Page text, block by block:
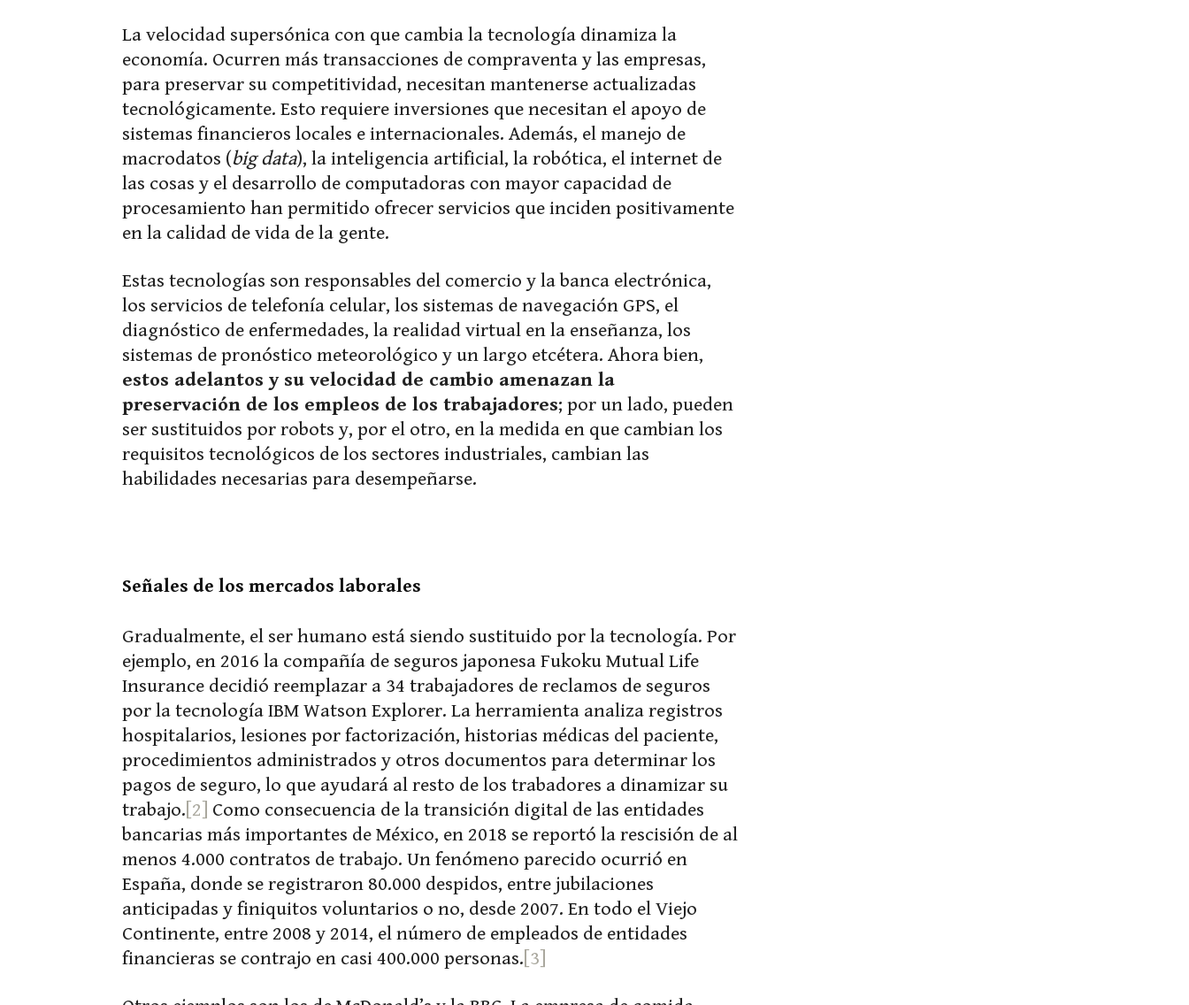
La velocidad supersónica con que cambia la tecnología dinamiza la
economía. Ocurren más transacciones de compraventa y las empresas,
para preservar su competitividad, necesitan mantenerse actualizadas
tecnológicamente. Esto requiere inversiones que necesitan el apoyo de
sistemas financieros locales e internacionales. Además, el manejo de
macrodatos (big data), la inteligencia artificial, la robótica, el internet de
las cosas y el desarrollo de computadoras con mayor capacidad de
procesamiento han permitido ofrecer servicios que inciden positivamente
en la calidad de vida de la gente.
Estas tecnologías son responsables del comercio y la banca electrónica,
los servicios de telefonía celular, los sistemas de navegación GPS, el
diagnóstico de enfermedades, la realidad virtual en la enseñanza, los
sistemas de pronóstico meteorológico y un largo etcétera. Ahora bien,
estos adelantos y su velocidad de cambio amenazan la
preservación de los empleos de los trabajadores; por un lado, pueden
ser sustituidos por robots y, por el otro, en la medida en que cambian los
requisitos tecnológicos de los sectores industriales, cambian las
habilidades necesarias para desempeñarse.
Señales de los mercados laborales
Gradualmente, el ser humano está siendo sustituido por la tecnología. Por
ejemplo, en 2016 la compañía de seguros japonesa Fukoku Mutual Life
Insurance decidió reemplazar a 34 trabajadores de reclamos de seguros
por la tecnología IBM Watson Explorer. La herramienta analiza registros
hospitalarios, lesiones por factorización, historias médicas del paciente,
procedimientos administrados y otros documentos para determinar los
pagos de seguro, lo que ayudará al resto de los trabadores a dinamizar su
trabajo. [2] Como consecuencia de la transición digital de las entidades
bancarias más importantes de México, en 2018 se reportó la rescisión de al
menos 4.000 contratos de trabajo. Un fenómeno parecido ocurrió en
España, donde se registraron 80.000 despidos, entre jubilaciones
anticipadas y finiquitos voluntarios o no, desde 2007. En todo el Viejo
Continente, entre 2008 y 2014, el número de empleados de entidades
financieras se contrajo en casi 400.000 personas. [3]